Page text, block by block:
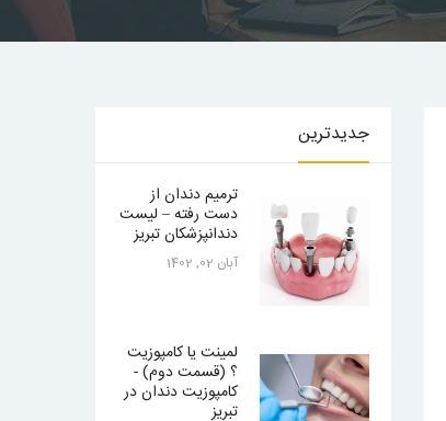
جدیدترین
ترمیم دندان از
دست رفته – لیست
دندانپزشکان تبریز
آبان 02, 1402
لمینت یا کامپوزیت
؟ (قسمت دوم) -
کامپوزیت دندان در
تبریز